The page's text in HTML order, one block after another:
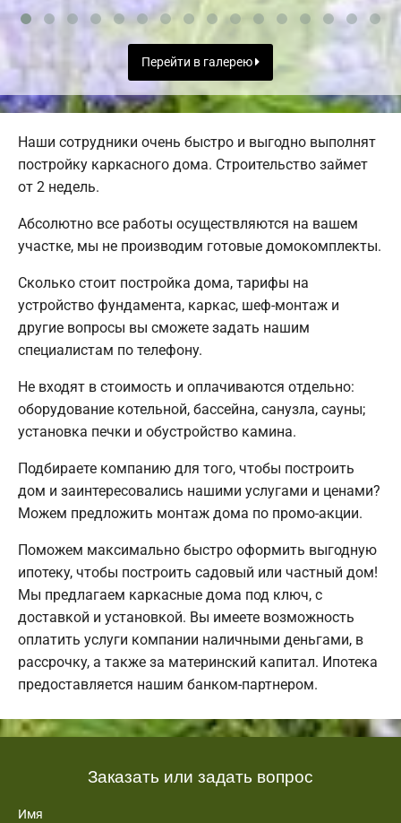
Перейти в галерею
Наши сотрудники очень быстро и выгодно выполнят
постройку каркасного дома. Строительство займет
от 2 недель.
Абсолютно все работы осуществляются на вашем
участке, мы не производим готовые домокомплекты.
Сколько стоит постройка дома, тарифы на
устройство фундамента, каркас, шеф-монтаж и
другие вопросы вы сможете задать нашим
специалистам по телефону.
Не входят в стоимость и оплачиваются отдельно:
оборудование котельной, бассейна, санузла, сауны;
установка печки и обустройство камина.
Подбираете компанию для того, чтобы построить
дом и заинтересовались нашими услугами и ценами?
Можем предложить монтаж дома по промо-акции.
Поможем максимально быстро оформить выгодную
ипотеку, чтобы построить садовый или частный дом!
Мы предлагаем каркасные дома под ключ, с
доставкой и установкой. Вы имеете возможность
оплатить услуги компании наличными деньгами, в
рассрочку, а также за материнский капитал. Ипотека
предоставляется нашим банком-партнером.
Заказать или задать вопрос
Имя